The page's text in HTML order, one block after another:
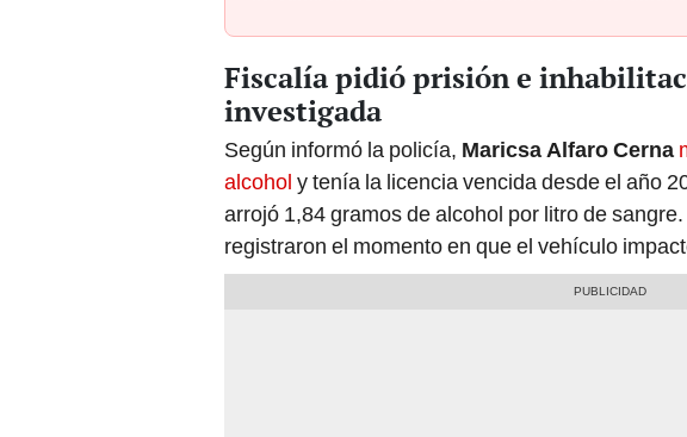
Fiscalía pidió prisión e
investigada
Según informó la policía, Maricsa Alfaro Cerna
alcohol y tenía la licencia vencida desde el año
arrojó 1,84 gramos de alcohol por litro de
registraron el momento en que el vehículo